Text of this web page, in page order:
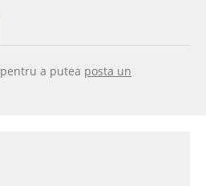
pentru a putea posta un